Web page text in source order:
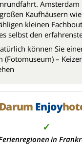
Kaufhäusern
kleinen
selbst den
können Sie
(Fotomuseum) –
Darum Enjoy
✓
in